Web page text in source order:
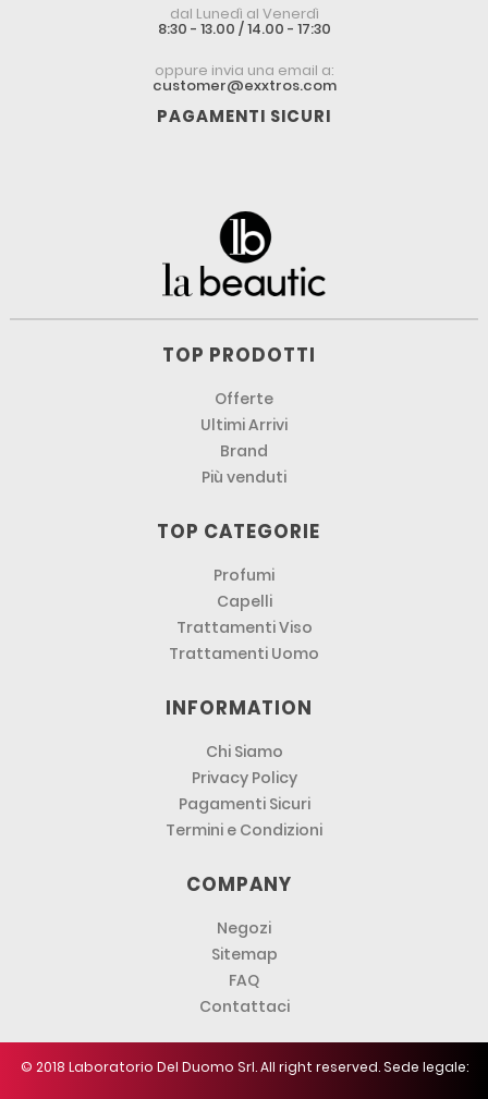
dal Lunedì al Venerdì
8:30 - 13.00 / 14.00 - 17:30
oppure invia una email a:
customer@exxtros.com
PAGAMENTI SICURI
TOP PRODOTTI
Offerte
Ultimi Arrivi
Brand
Più venduti
TOP CATEGORIE
Profumi
Capelli
Trattamenti Viso
Trattamenti Uomo
INFORMATION
Chi Siamo
Privacy Policy
Pagamenti Sicuri
Termini e Condizioni
COMPANY
Negozi
Sitemap
FAQ
Contattaci
© 2018 Laboratorio Del Duomo Srl. All right reserved. Sede legale: